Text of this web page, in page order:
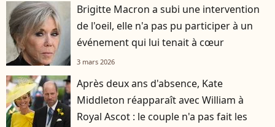
Brigitte Macron a subi une intervention
de l'oeil, elle n'a pas pu participer à un
événement qui lui tenait à cœur
3 mars 2026
Après deux ans d'absence, Kate
Middleton réapparaît avec William à
Royal Ascot : le couple n'a pas fait les